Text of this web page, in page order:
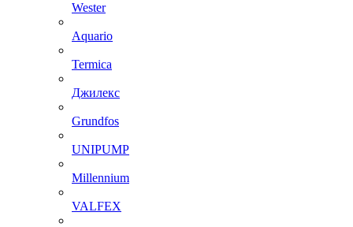
Wester
Aquario
Termica
Джилекс
Grundfos
UNIPUMP
Millennium
VALFEX